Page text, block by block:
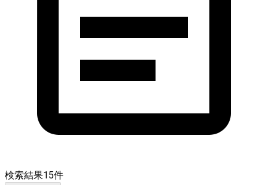
検索結果15件